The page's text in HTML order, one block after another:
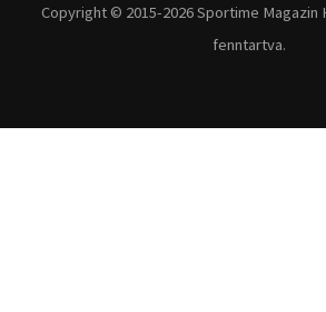
Copyright © 2015-2026 Sportime Magazin
fenntartva.